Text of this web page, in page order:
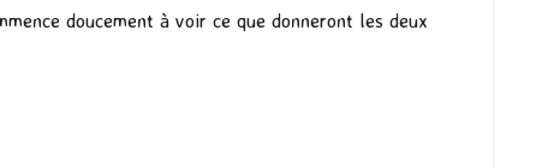
doucement à voir ce que donneront les deux